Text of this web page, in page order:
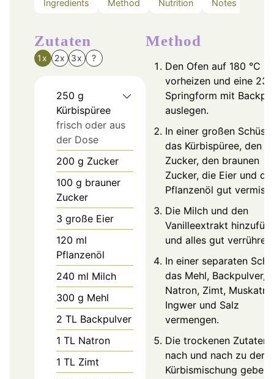
Ingredients Method Nutrition Notes
Zutaten
1x 2x 3x ?
250 g
Kürbispüree
frisch oder aus
der Dose
200 g Zucker
100 g brauner
Zucker
3 große Eier
120 ml
Pflanzenöl
240 ml Milch
300 g Mehl
2 TL Backpulver
1 TL Natron
1 TL Zimt
Method
Den Ofen auf 180 °C
vorheizen und eine 23
Springform mit
auslegen.
In einer großen
das Kürbispüree, den
Zucker, den braunen
Zucker, die Eier und
Pflanzenöl gut
Die Milch und den
Vanilleextrakt
und alles gut verrühren.
In einer separaten
das Mehl, Backpulver,
Natron, Zimt,
Ingwer und Salz
vermengen.
Die trockenen Zutaten
nach und nach zu der
Kürbismischung geben